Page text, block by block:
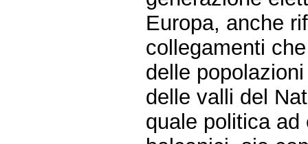
Europa, anche
collegamenti
delle
delle valli del
quale politica